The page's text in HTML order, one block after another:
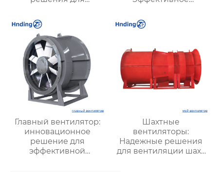
вентиляции и
безопасности
надежной вентиляции
Главный вентилятор:
инновационное
решение для
эффективной
Шахтные
вентиляторы:
Надежные решения
для вентиляции шахт